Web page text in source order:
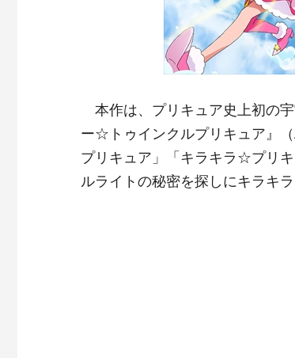
本作は、プリキュア史上初の
ー☆トゥインクルプリキュア』
プリキュア」「キラキラ☆プリ
ルライトの秘密を探しにキラキ